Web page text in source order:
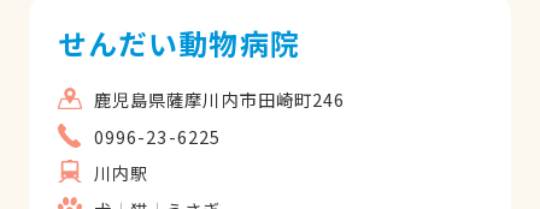
せんだい動物病院
鹿児島県薩摩川内市田崎町246
0996-23-6225
川内駅